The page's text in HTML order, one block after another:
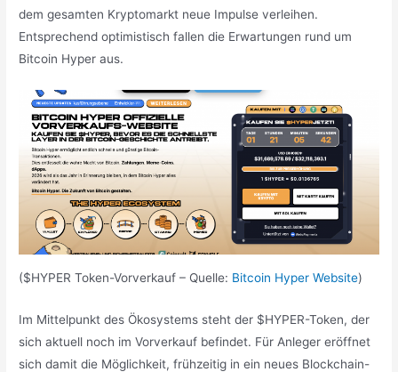
dem gesamten Kryptomarkt neue Impulse verleihen.
Entsprechend optimistisch fallen die Erwartungen rund um
Bitcoin Hyper aus.
($HYPER Token-Vorverkauf – Quelle: Bitcoin Hyper Website)
Im Mittelpunkt des Ökosystems steht der $HYPER-Token, der
sich aktuell noch im Vorverkauf befindet. Für Anleger eröffnet
sich damit die Möglichkeit, frühzeitig in ein neues Blockchain-